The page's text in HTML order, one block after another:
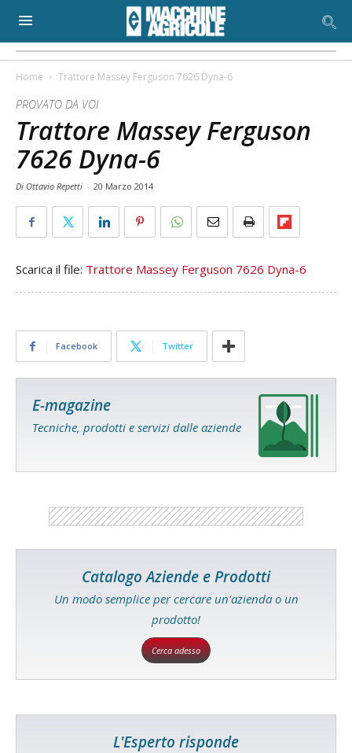
Home Trattore Massey Ferguson 7626 Dyna-6
PROVATO DA VOI
Trattore Massey Ferguson
7626 Dyna-6
Di Ottavio Repetti - 20 Marzo 2014
Scarica il file: Trattore Massey Ferguson 7626 Dyna-6
Facebook Twitter
E-magazine
Tecniche, prodotti e servizi dalle aziende
Catalogo Aziende e Prodotti
Un modo semplice per cercare un'azienda o un
prodotto!
Cerca adesso
L'Esperto risponde